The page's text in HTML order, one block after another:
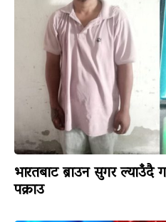
भारतबाट ब्राउन सुगर
पक्राउ